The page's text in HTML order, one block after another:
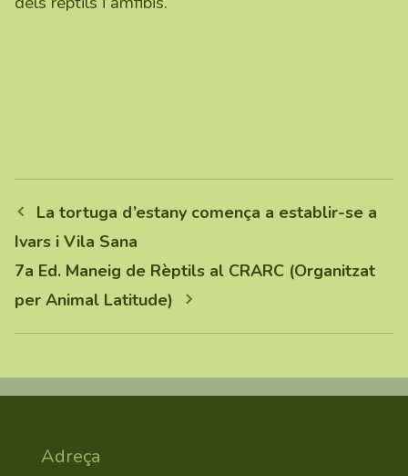
La tortuga d’estany comença a establir-se a
Ivars i Vila Sana
7a Ed. Maneig de Rèptils al CRARC (Organitzat
per Animal Latitude)
Adreça